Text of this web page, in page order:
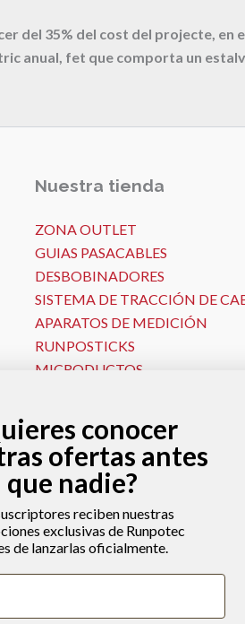
del 35% del cost del projecte,
anual, fet que comporta un
Nuestra tienda
ZONA OUTLET
GUIAS PASACABLES
DESBOBINADORES
SISTEMA DE TRACCIÓN DE
APARATOS DE MEDICIÓN
RUNPOSTICKS
MICRODUCTOS
MALLA TEXTIL
MÁQUINAS DE SOPLADO
SEÑALIZACIÓN VIAL
conocer
ofertas antes
que nadie?
reciben nuestras
exclusivas de Runpotec
de lanzarlas oficialmente.